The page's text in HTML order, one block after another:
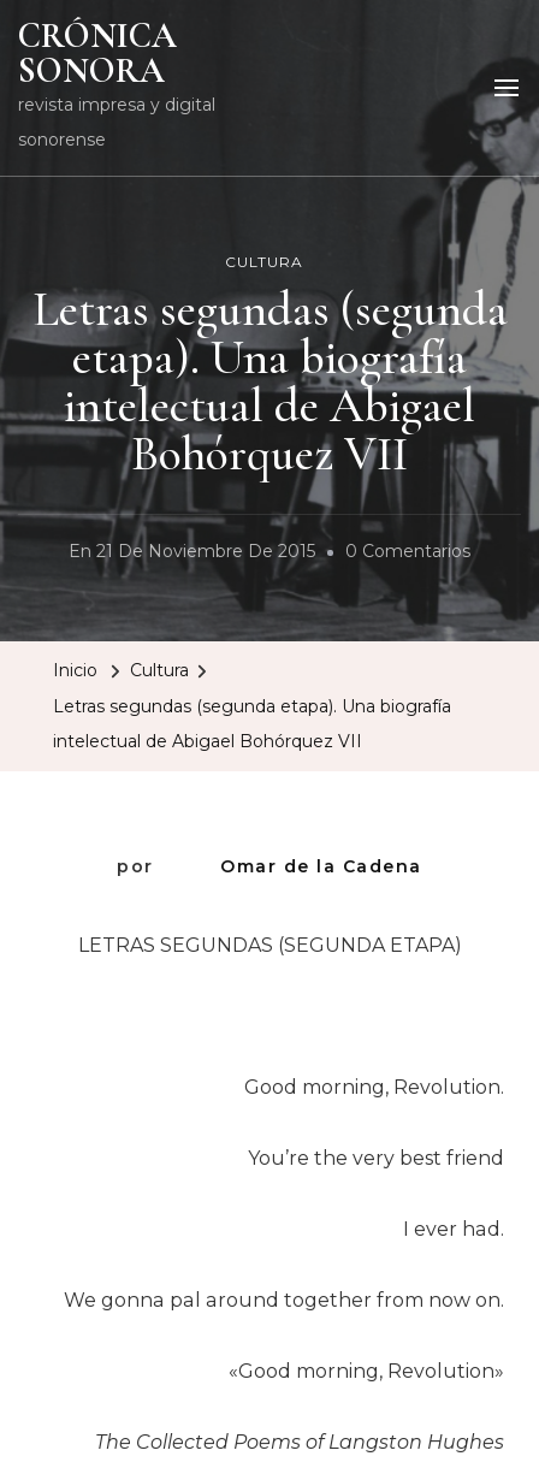
CRÓNICA
SONORA
revista impresa y digital
sonorense
CULTURA
Letras segundas (segunda
etapa). Una biografía
intelectual de Abigael
Bohórquez VII
En 21 De Noviembre De 2015 0 ComentariosEn
Letras
Inicio
Cultura
Letras segundas (segunda etapa). Una biografía
intelectual de Abigael Bohórquez VII
por Omar de la Cadena
LETRAS SEGUNDAS (SEGUNDA ETAPA)
Good morning, Revolution.
You’re the very best friend
I ever had.
We gonna pal around together from now on.
«Good morning, Revolution»
The Collected Poems of Langston Hughes